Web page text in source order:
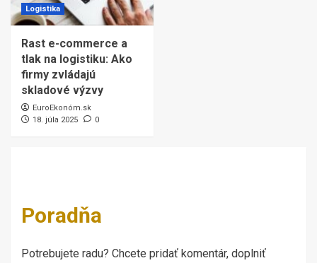
Logistika
Rast e-commerce a
tlak na logistiku: Ako
firmy zvládajú
skladové výzvy
EuroEkonóm.sk
18. júla 2025
0
Poradňa
Potrebujete radu? Chcete pridať komentár, doplniť